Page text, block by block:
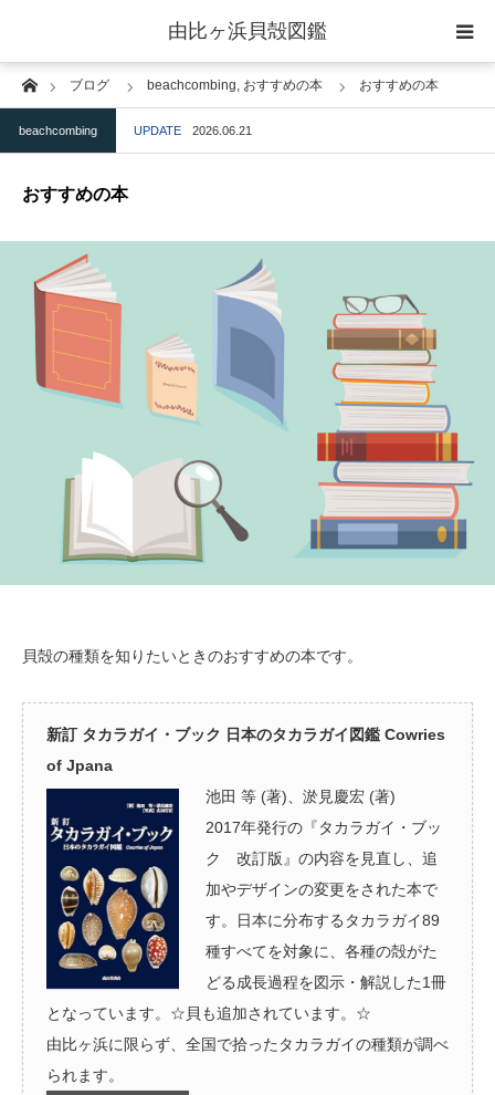
由比ヶ浜貝殻図鑑
Homeブログ beachcombing, おすすめの本 おすすめの本
beachcombing UPDATE 2026.06.21
おすすめの本
貝殻の種類を知りたいときのおすすめの本です。
新訂 タカラガイ・ブック 日本のタカラガイ図鑑 Cowries
of Jpana
池田 等 (著)、淤見慶宏 (著)
2017年発行の『タカラガイ・ブッ
ク 改訂版』の内容を見直し、追
加やデザインの変更をされた本で
す。日本に分布するタカラガイ89
種すべてを対象に、各種の殻がた
どる成長過程を図示・解説した1冊
となっています。☆貝も追加されています。☆
由比ヶ浜に限らず、全国で拾ったタカラガイの種類が調べ
られます。
home
二枚貝綱
ウニ綱
gallery